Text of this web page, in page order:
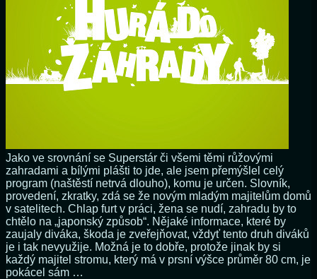
Jako ve srovnání se Superstár či všemi těmi růžovými
zahradami a bílými plášti to jde, ale jsem přemýšlel celý
program (naštěstí netrvá dlouho), komu je určen. Slovník,
provedení, zkratky, zdá se že novým mladým majitelům domů
v satelitech. Chlap furt v práci, žena se nudí, zahradu by to
chtělo na „japonský způsob“. Nějaké informace, které by
zaujaly diváka, škoda je zveřejňovat, vždyť tento druh diváků
je i tak nevyužije. Možná je to dobře, protože jinak by si
každý majitel stromu, který má v prsní výšce průměr 80 ​​cm, je
pokácel sám …